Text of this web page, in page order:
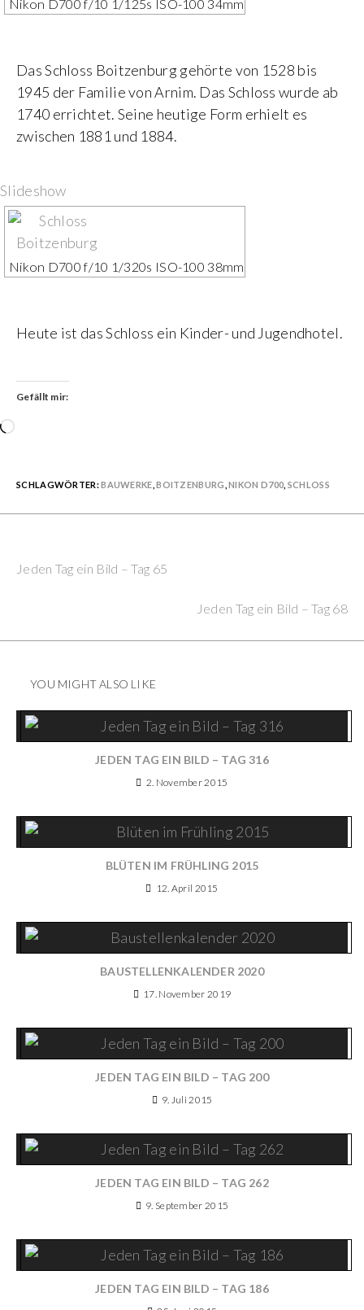
Nikon D700 f/10 1/125s ISO-100 34mm
Das Schloss Boitzenburg gehörte von 1528 bis
1945 der Familie von Arnim. Das Schloss wurde ab
1740 errichtet. Seine heutige Form erhielt es
zwischen 1881 und 1884.
Slideshow
Nikon D700 f/10 1/320s ISO-100 38mm
Heute ist das Schloss ein Kinder- und Jugendhotel.
Gefällt mir:
Wird
SCHLAGWÖRTER:BAUWERKE ,BOITZENBURG ,NIKON D700 SCHLOSS
Reading
Jeden Tag ein Bild – Tag 65
Jeden Tag ein Bild – Tag 68
YOU MIGHT ALSO LIKE
JEDEN TAG EIN BILD – TAG 316
2. November 2015
BLÜTEN IM FRÜHLING 2015
12. April 2015
BAUSTELLENKALENDER 2020
17. November 2019
JEDEN TAG EIN BILD – TAG 200
9. Juli 2015
JEDEN TAG EIN BILD – TAG 262
9. September 2015
JEDEN TAG EIN BILD – TAG 186